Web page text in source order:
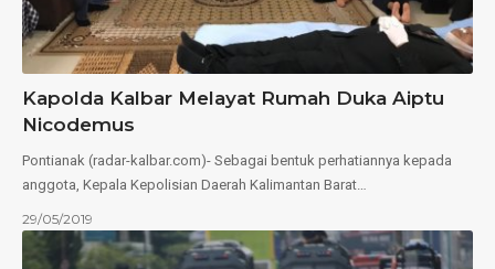
Kapolda Kalbar Melayat Rumah Duka Aiptu
Nicodemus
Pontianak (radar-kalbar.com)- Sebagai bentuk perhatiannya kepada
anggota, Kepala Kepolisian Daerah Kalimantan Barat…
29/05/2019